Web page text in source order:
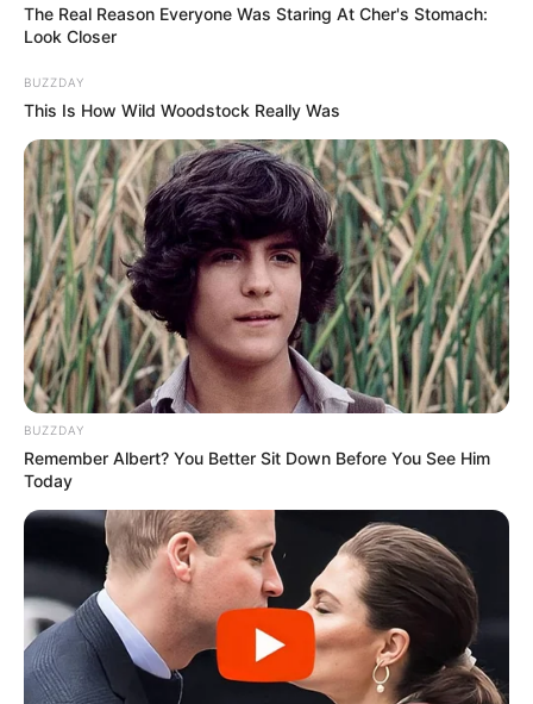
The Real Reason Everyone Was Staring At Cher's Stomach:
Look Closer
BUZZDAY
This Is How Wild Woodstock Really Was
BUZZDAY
Remember Albert? You Better Sit Down Before You See Him
Today